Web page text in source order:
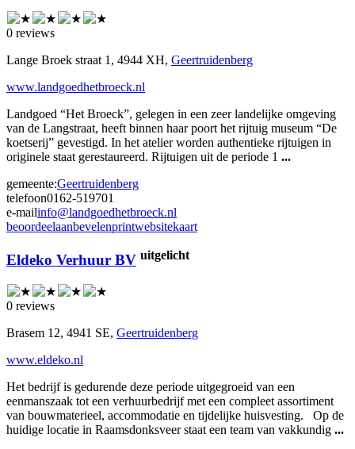
0 reviews
Lange Broek straat 1, 4944 XH, Geertruidenberg
www.landgoedhetbroeck.nl
Landgoed “Het Broeck”, gelegen in een zeer landelijke omgeving
van de Langstraat, heeft binnen haar poort het rijtuig museum “De
koetserij” gevestigd. In het atelier worden authentieke rijtuigen in
originele staat gerestaureerd. Rijtuigen uit de periode 1 ...
gemeente:Geertruidenberg
telefoon0162-519701
e-mailinfo@landgoedhetbroeck.nl
beoordeelaanbevelenprintwebsitekaart
Eldeko Verhuur BV uitgelicht
0 reviews
Brasem 12, 4941 SE, Geertruidenberg
www.eldeko.nl
Het bedrijf is gedurende deze periode uitgegroeid van een
eenmanszaak tot een verhuurbedrijf met een compleet assortiment
van bouwmaterieel, accommodatie en tijdelijke huisvesting. Op de
huidige locatie in Raamsdonksveer staat een team van vakkundig ...